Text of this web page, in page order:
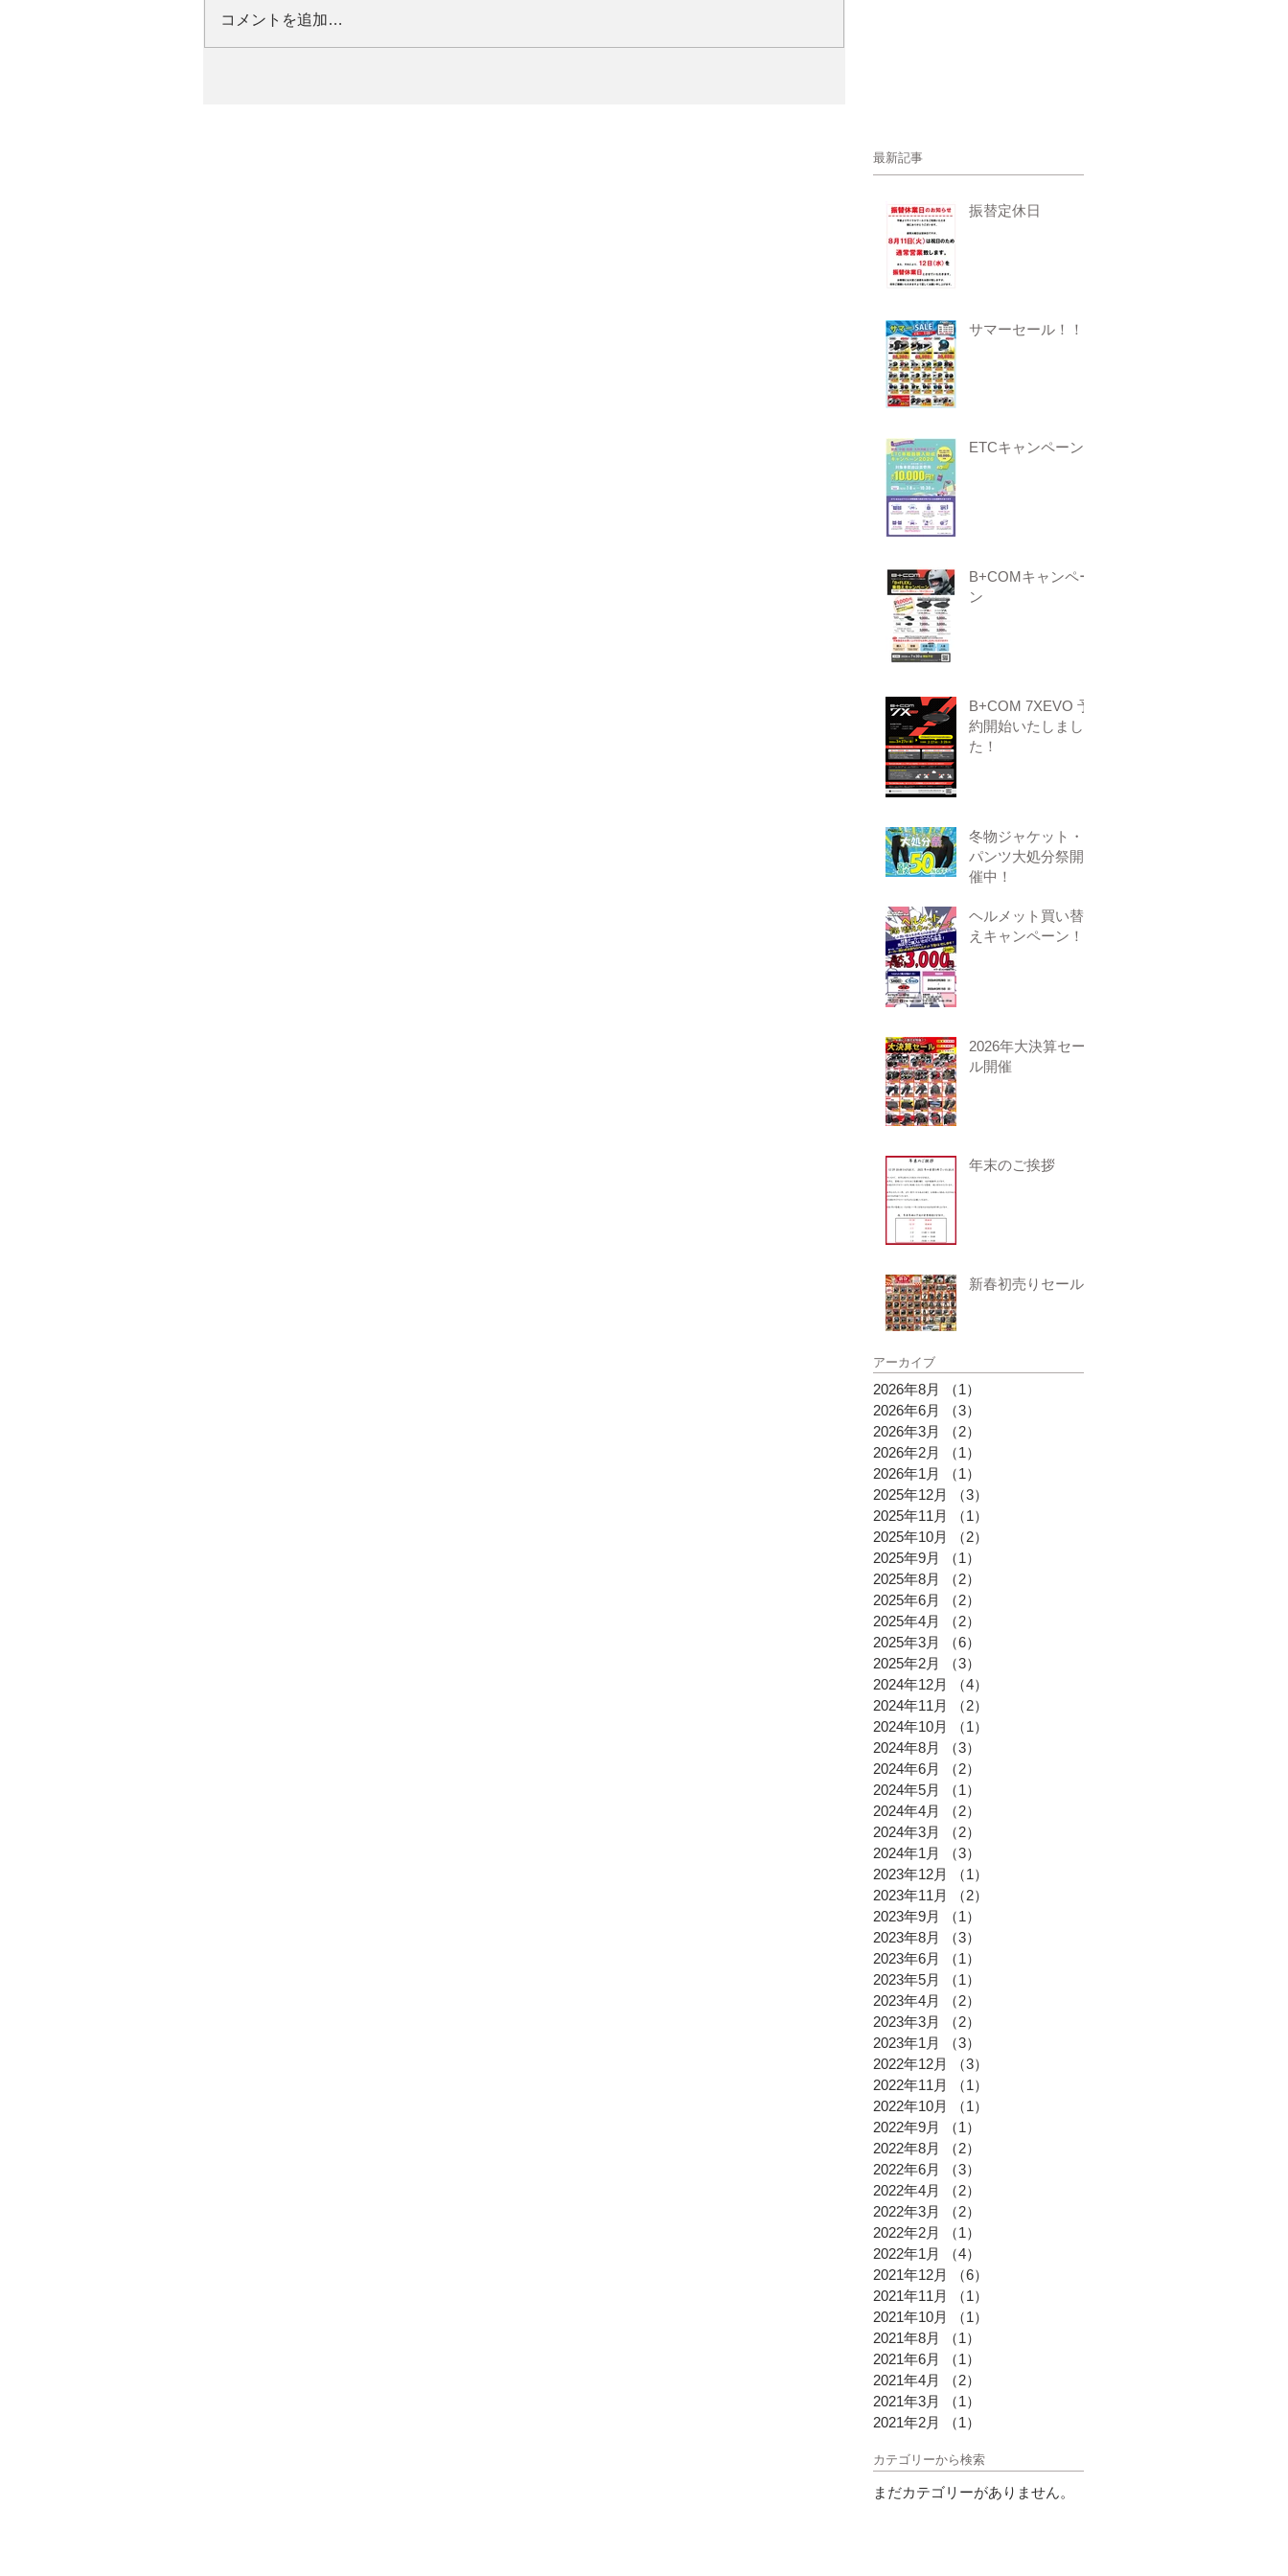
コメントを追加…
最新記事
振替定休日
サマーセール！！
ETCキャンペーン
B+COMキャンペー
ン
B+COM 7XEVO 予
約開始いたしまし
た！
冬物ジャケット・
パンツ大処分祭開
催中！
ヘルメット買い替
えキャンペーン！
2026年大決算セー
ル開催
年末のご挨拶
新春初売りセール
アーカイブ
2026年8月 （1）
2026年6月
（3）
2026年3月
（2）
2026年2月
（1）
2026年1月
（1）
2025年12月
（3）
2025年11月
（1）
2025年10月
（2）
2025年9月
（1）
2025年8月
（2）
2025年6月
（2）
2025年4月
（2）
2025年3月
（6）
2025年2月
（3）
2024年12月
（4）
2024年11月
（2）
2024年10月
（1）
2024年8月
（3）
2024年6月
（2）
2024年5月
（1）
2024年4月
（2）
2024年3月
（2）
2024年1月
（3）
2023年12月
（1）
2023年11月
（2）
2023年9月
（1）
2023年8月
（3）
2023年6月
（1）
2023年5月
（1）
2023年4月
（2）
2023年3月
（2）
2023年1月
（3）
2022年12月
（3）
2022年11月
（1）
2022年10月
（1）
2022年9月
（1）
2022年8月
（2）
2022年6月
（3）
2022年4月
（2）
2022年3月
（2）
2022年2月
（1）
2022年1月
（4）
2021年12月
（6）
2021年11月
（1）
2021年10月
（1）
2021年8月
（1）
2021年6月
（1）
2021年4月
（2）
2021年3月
（1）
2021年2月
（1）
カテゴリーから検索
まだカテゴリーがありません。